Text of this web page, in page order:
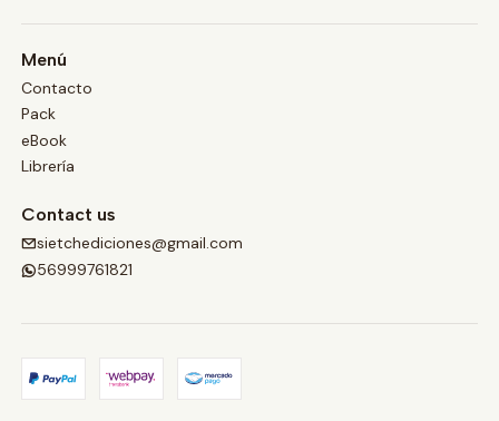
Menú
Contacto
Pack
eBook
Librería
Contact us
sietchediciones@gmail.com
56999761821